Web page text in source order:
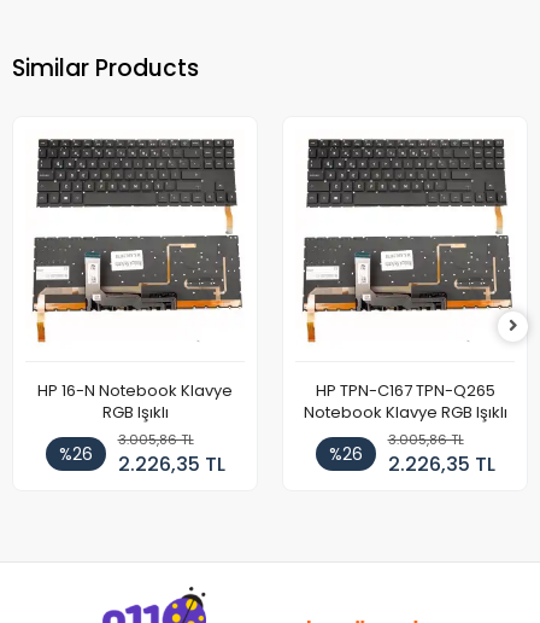
Similar Products
HP 16-N Notebook Klavye
RGB Işıklı
%26
3.005,86 TL
2.226,35 TL
HP TPN-C167 TPN-Q265
Notebook Klavye RGB Işıklı
%26
3.005,86 TL
2.226,35 TL